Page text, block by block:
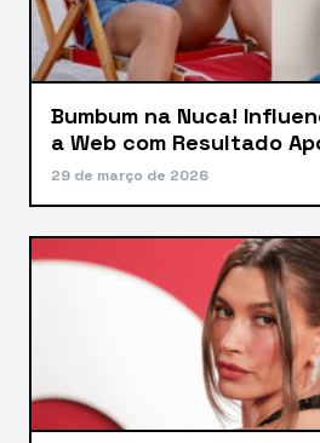
Bumbum na Nuca!
a Web com Resultado
29 de março de 2026